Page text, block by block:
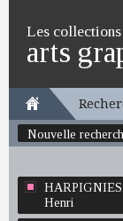
Les collections
arts
Nouvelle
HARPIGNIES
Henri